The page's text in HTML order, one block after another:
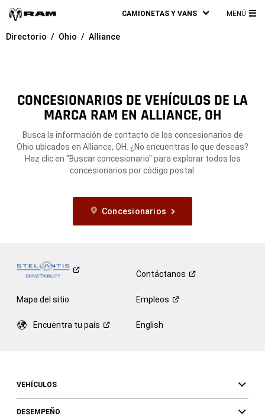
CAMIONETAS Y VANS MENÚ
Directorio Ohio Alliance
CONCESIONARIOS DE VEHÍCULOS DE LA
MARCA RAM EN ALLIANCE, OH
Busca la información de contacto de los concesionarios de
Ohio ubicados en Alliance, OH. ¿No encuentras lo que deseas?
Haz clic en "Buscar concesionario" para explorar todos los
concesionarios por código postal.
Concesionarios
Contáctanos
Mapa del sitio Empleos
Encuentra tu país English
VEHÍCULOS
DESEMPEÑO